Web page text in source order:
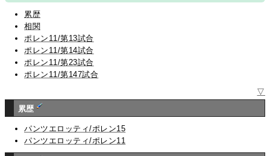
累歴
相関
ポレン11/第13試合
ポレン11/第14試合
ポレン11/第23試合
ポレン11/第147試合
▽
累歴
パンツエロッティ/ポレン15
パンツエロッティ/ポレン11